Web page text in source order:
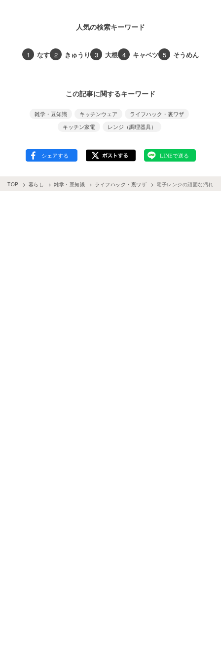
人気の検索キーワード
1 なす 2 きゅうり 3 大根 4 キャベツ 5 そうめん
この記事に関するキーワード
雑学・豆知識 キッチンウェア
ライフハック・裏ワザ
キッチン家電
レンジ（調理器具）
TOP 暮らし 雑学・豆知識 ライフハック・裏ワザ 電子レンジの頑固な汚れ